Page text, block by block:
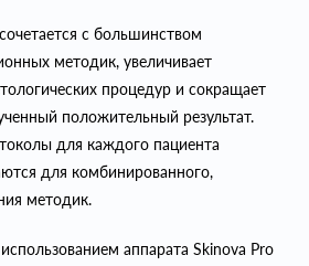
с большинством
методик, увеличивает
процедур и сокращает
положительный результат.
для каждого пациента
для комбинированного,
методик.
аппарата Skinova Pro